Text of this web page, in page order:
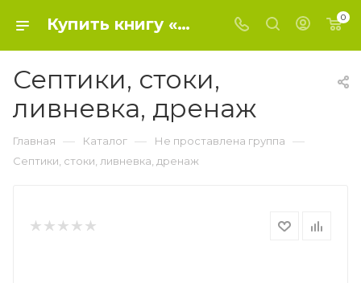
Купить книгу «Септики, стоки, ливневка, дренаж» 0, Плотникова Т.Ф. - Не проставлена группа 0
Септики, стоки,
ливневка, дренаж
Главная — Каталог — Не проставлена группа —
Септики, стоки, ливневка, дренаж